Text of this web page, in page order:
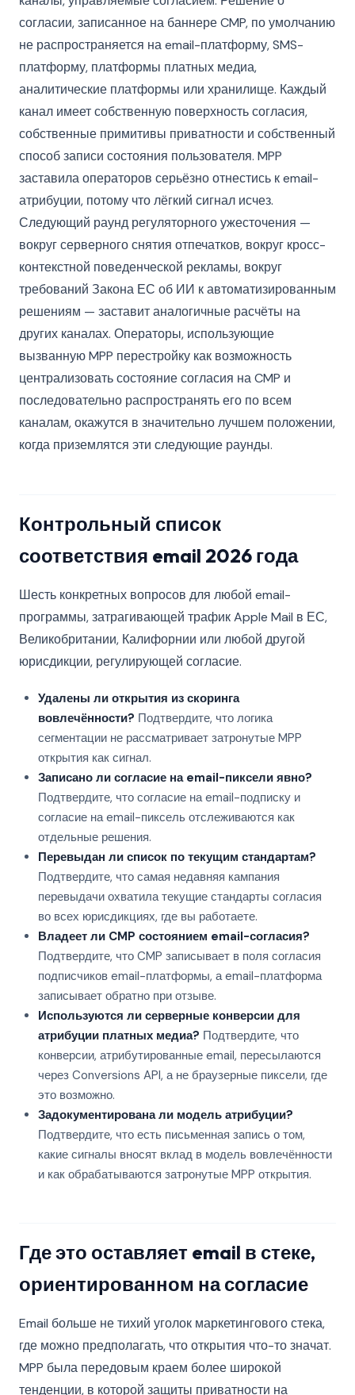
согласии, записанное на баннере CMP, по умолчанию
не распространяется на email-платформу, SMS-
платформу, платформы платных медиа,
аналитические платформы или хранилище. Каждый
канал имеет собственную поверхность согласия,
собственные примитивы приватности и собственный
способ записи состояния пользователя. MPP
заставила операторов серьёзно отнестись к email-
атрибуции, потому что лёгкий сигнал исчез.
Следующий раунд регуляторного ужесточения —
вокруг серверного снятия отпечатков, вокруг кросс-
контекстной поведенческой рекламы, вокруг
требований Закона ЕС об ИИ к автоматизированным
решениям — заставит аналогичные расчёты на
других каналах. Операторы, использующие
вызванную MPP перестройку как возможность
централизовать состояние согласия на CMP и
последовательно распространять его по всем
каналам, окажутся в значительно лучшем положении,
когда приземлятся эти следующие раунды.
Контрольный список
соответствия email 2026 года
Шесть конкретных вопросов для любой email-
программы, затрагивающей трафик Apple Mail в ЕС,
Великобритании, Калифорнии или любой другой
юрисдикции, регулирующей согласие.
Удалены ли открытия из скоринга
вовлечённости? Подтвердите, что логика
сегментации не рассматривает затронутые MPP
открытия как сигнал.
Записано ли согласие на email-пиксели явно?
Подтвердите, что согласие на email-подписку и
согласие на email-пиксель отслеживаются как
отдельные решения.
Перевыдан ли список по текущим стандартам?
Подтвердите, что самая недавняя кампания
перевыдачи охватила текущие стандарты согласия
во всех юрисдикциях, где вы работаете.
Владеет ли CMP состоянием email-согласия?
Подтвердите, что CMP записывает в поля согласия
подписчиков email-платформы, а email-платформа
записывает обратно при отзыве.
Используются ли серверные конверсии для
атрибуции платных медиа? Подтвердите, что
конверсии, атрибутированные email, пересылаются
через Conversions API, а не браузерные пиксели, где
это возможно.
Задокументирована ли модель атрибуции?
Подтвердите, что есть письменная запись о том,
какие сигналы вносят вклад в модель вовлечённости
и как обрабатываются затронутые MPP открытия.
Где это оставляет email в стеке,
ориентированном на согласие
Email больше не тихий уголок маркетингового стека,
где можно предполагать, что открытия что-то значат.
MPP была передовым краем более широкой
тенденции, в которой защиты приватности на